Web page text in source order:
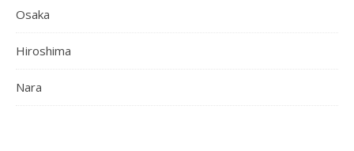
Osaka
Hiroshima
Nara